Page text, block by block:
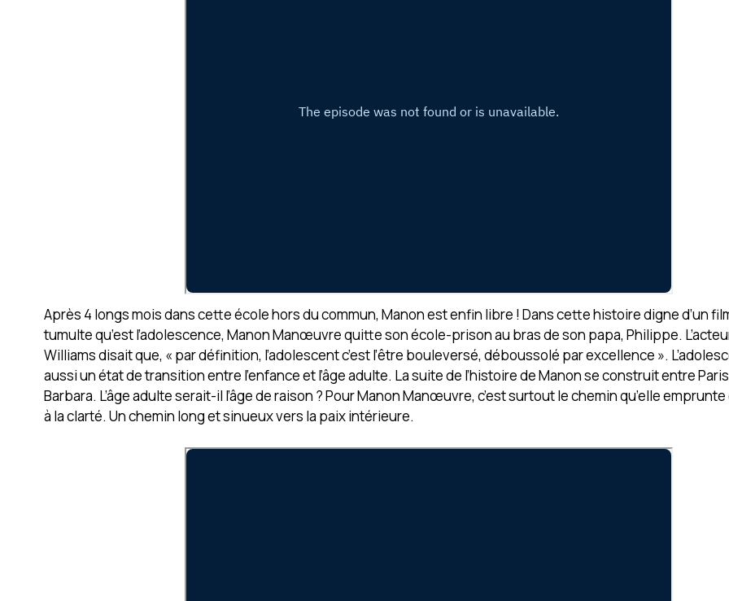
Après 4 longs mois dans cette école hors du commun, Manon est enfin libre ! Dans cette histoire digne d’un
tumulte qu’est l’adolescence, Manon Manœuvre quitte son école-prison au bras de son papa, Philippe.
Williams disait que, « par définition, l’adolescent c’est l’être bouleversé, déboussolé par excellence ».
aussi un état de transition entre l’enfance et l’âge adulte. La suite de l’histoire de Manon se construit entre
Barbara. L’âge adulte serait-il l’âge de raison ? Pour Manon Manœuvre, c’est surtout le chemin qu’elle emprunte
à la clarté. Un chemin long et sinueux vers la paix intérieure.